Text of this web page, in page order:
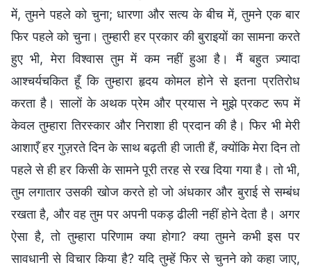
में, तुमने पहले को चुना; धारणा और सत्य के बीच में, तुमने एक बार
फिर पहले को चुना। तुम्हारी हर प्रकार की बुराइयों का सामना करते
हुए भी, मेरा विश्वास तुम में कम नहीं हुआ है। मैं बहुत ज़्यादा
आश्चर्यचकित हूँ कि तुम्हारा हृदय कोमल होने से इतना प्रतिरोध
करता है। सालों के अथक प्रेम और प्रयास ने मुझे प्रकट रूप में
केवल तुम्हारा तिरस्कार और निराशा ही प्रदान की है। फिर भी मेरी
आशाएँ हर गुज़रते दिन के साथ बढ़ती ही जाती हैं, क्योंकि मेरा दिन तो
पहले से ही हर किसी के सामने पूरी तरह से रख दिया गया है। तो भी,
तुम लगातार उसकी खोज करते हो जो अंधकार और बुराई से सम्बंध
रखता है, और वह तुम पर अपनी पकड़ ढीली नहीं होने देता है। अगर
ऐसा है, तो तुम्हारा परिणाम क्या होगा? क्या तुमने कभी इस पर
सावधानी से विचार किया है? यदि तुम्हें फिर से चुनने को कहा जाए,